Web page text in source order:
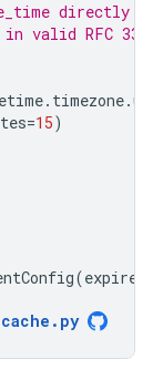
directly
valid RFC
. timezone.
=15)
(
cache . py